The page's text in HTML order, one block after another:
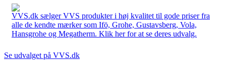
VVS.dk sælger VVS produkter i høj kvalitet til gode priser fra
alle de kendte mærker som Ifö, Grohe, Gustavsberg, Vola,
Hansgrohe og Megatherm. Klik her for at se deres udvalg.
Se udvalget på VVS.dk